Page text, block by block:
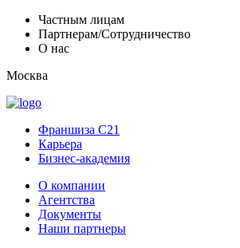
Частным лицам
Партнерам/Сотрудничество
О нас
Москва
Франшиза C21
Карьера
Бизнес-академия
О компании
Агентства
Документы
Наши партнеры